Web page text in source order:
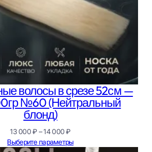
волосы в срезе 52см —
№60 (Нейтральный
блонд)
13 000₽ –14 000₽Диапазон
цен:
Выберите параметры